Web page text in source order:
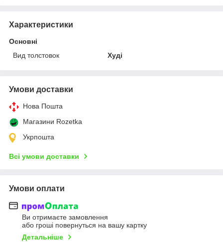
Характеристики
Основні
Вид толстовок
Худі
Умови доставки
Нова Пошта
Магазини Rozetka
Укрпошта
Всі умови доставки
Умови оплати
Ви отримаєте замовлення
або гроші повернуться на вашу картку
Детальніше